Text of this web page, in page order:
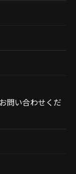
問い合わせくだ